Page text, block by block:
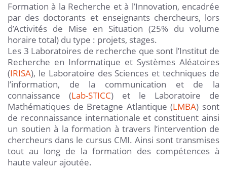
Formation à la Recherche et à l’Innovation, encadrée
par des doctorants et enseignants chercheurs, lors
d’Activités de Mise en Situation (25% du volume
horaire total) du type : projets, stages.
Les 3 Laboratoires de recherche que sont l’Institut de
Recherche en Informatique et Systèmes Aléatoires
(IRISA), le Laboratoire des Sciences et techniques de
l’information, de la communication et de la
connaissance (Lab-STICC) et le Laboratoire de
Mathématiques de Bretagne Atlantique (LMBA) sont
de reconnaissance internationale et constituent ainsi
un soutien à la formation à travers l’intervention de
chercheurs dans le cursus CMI. Ainsi sont transmises
tout au long de la formation des compétences à
haute valeur ajoutée.